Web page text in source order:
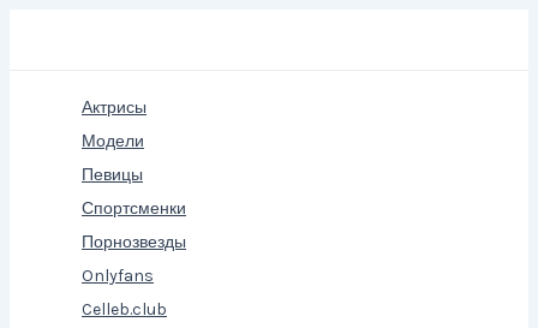
Актрисы
Модели
Певицы
Спортсменки
Порнозвезды
Onlyfans
Celleb.club